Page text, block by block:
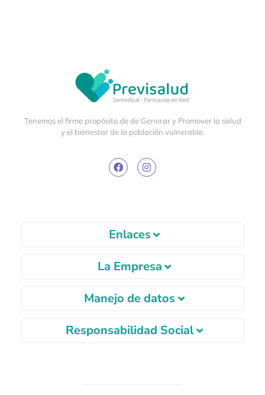
Autorizo el tratamiento de mis
Tenemos el firme propósito de de Generar y Promover la salud
y el bienestar de la población vulnerable.
Enlaces
La Empresa
Manejo de datos
Responsabilidad Social